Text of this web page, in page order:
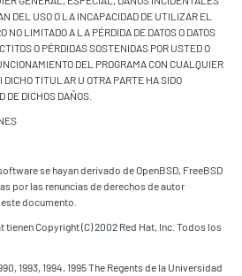
DEL USO O LA INCAPACIDAD DE UTILIZAR EL
NO LIMITADO A LA PÉRDIDA DE DATOS O DATOS
O PÉRDIDAS SOSTENIDAS POR USTED O
DEL PROGRAMA CON CUALQUIER
DICHO TITULAR U OTRA PARTE HA SIDO
DE DICHOS DAÑOS.
se hayan derivado de OpenBSD, FreeBSD
por las renuncias de derechos de autor
documento.
tienen Copyright (C) 2002 Red Hat, Inc. Todos los
1993, 1994, 1995 The Regents de la Universidad